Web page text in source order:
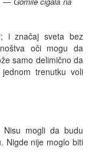
i značaj sveta bez
oči mogu da
samo delimično da
trenutku voli
mogli da budu
Nigde nije moglo biti